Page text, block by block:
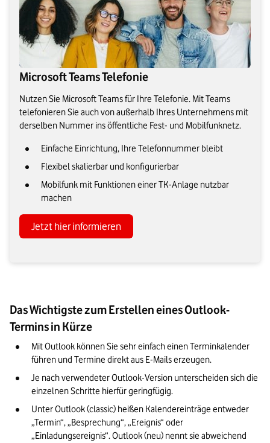
Microsoft Teams Telefonie
Nutzen Sie Microsoft Teams für Ihre Telefonie. Mit Teams
telefonieren Sie auch von außerhalb Ihres Unternehmens mit
derselben Nummer ins öffentliche Fest- und Mobilfunknetz.
Einfache Einrichtung, Ihre Telefonnummer bleibt
Flexibel skalierbar und konfigurierbar
Mobilfunk mit Funktionen einer TK-Anlage nutzbar
machen
Jetzt hier informieren
Das Wichtigste zum Erstellen eines Outlook-
Termins in Kürze
Mit Outlook können Sie sehr einfach einen Terminkalender
führen und Termine direkt aus E-Mails erzeugen.
Je nach verwendeter Outlook-Version unterscheiden sich die
einzelnen Schritte hierfür geringfügig.
Unter Outlook (classic) heißen Kalendereinträge entweder
„Termin“, „Besprechung“, „Ereignis“ oder
„Einladungsereignis“. Outlook (neu) nennt sie abweichend